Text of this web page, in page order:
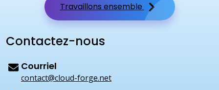
Travaillons ensemble
Contactez-nous
Courriel
contact@cloud-forge.net